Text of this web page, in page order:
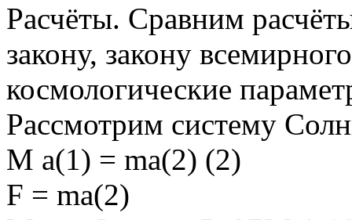
Расчёты. Сравним
закону, закону
космологические
Рассмотрим систему
M a(1) = ma(2) (2)
F = ma(2)